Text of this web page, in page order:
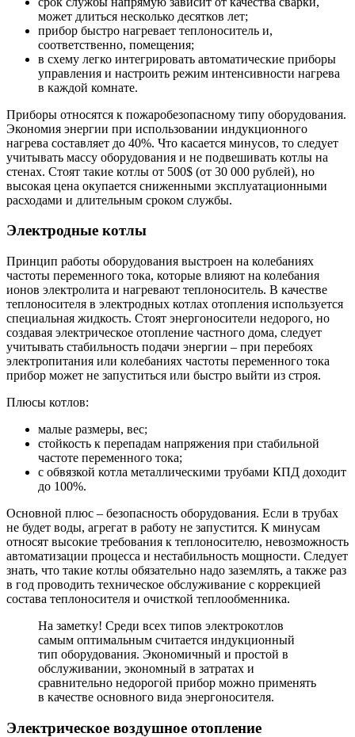
может длиться несколько десятков лет;
прибор быстро нагревает теплоноситель и,
соответственно, помещения;
в схему легко интегрировать автоматические приборы
управления и настроить режим интенсивности нагрева
в каждой комнате.
Приборы относятся к пожаробезопасному типу оборудования.
Экономия энергии при использовании индукционного
нагрева составляет до 40%. Что касается минусов, то следует
учитывать массу оборудования и не подвешивать котлы на
стенах. Стоят такие котлы от 500$ (от 30 000 рублей), но
высокая цена окупается сниженными эксплуатационными
расходами и длительным сроком службы.
Электродные котлы
Принцип работы оборудования выстроен на колебаниях
частоты переменного тока, которые влияют на колебания
ионов электролита и нагревают теплоноситель. В качестве
теплоносителя в электродных котлах отопления используется
специальная жидкость. Стоят энергоносители недорого, но
создавая электрическое отопление частного дома, следует
учитывать стабильность подачи энергии – при перебоях
электропитания или колебаниях частоты переменного тока
прибор может не запуститься или быстро выйти из строя.
Плюсы котлов:
малые размеры, вес;
стойкость к перепадам напряжения при стабильной
частоте переменного тока;
с обвязкой котла металлическими трубами КПД доходит
до 100%.
Основной плюс – безопасность оборудования. Если в трубах
не будет воды, агрегат в работу не запустится. К минусам
относят высокие требования к теплоносителю, невозможность
автоматизации процесса и нестабильность мощности. Следует
знать, что такие котлы обязательно надо заземлять, а также раз
в год проводить техническое обслуживание с коррекцией
состава теплоносителя и очисткой теплообменника.
На заметку! Среди всех типов электрокотлов
самым оптимальным считается индукционный
тип оборудования. Экономичный и простой в
обслуживании, экономный в затратах и
сравнительно недорогой прибор можно применять
в качестве основного вида энергоносителя.
Электрическое воздушное отопление